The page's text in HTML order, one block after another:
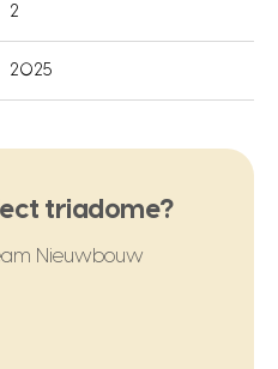
2
2025
triadome?
Nieuwbouw